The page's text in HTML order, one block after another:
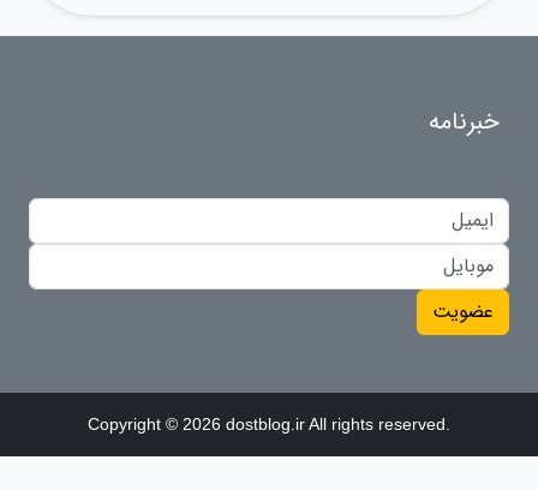
خبرنامه
عضویت
Copyright © 2026 dostblog.ir All rights reserved.